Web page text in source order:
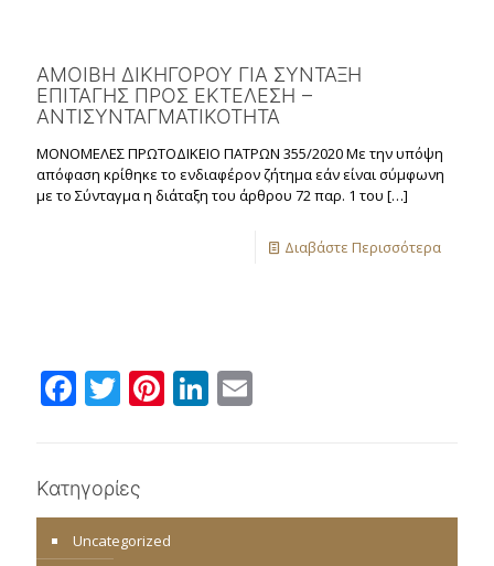
ΑΜΟΙΒΗ ΔΙΚΗΓΟΡΟΥ ΓΙΑ ΣΥΝΤΑΞΗ
ΕΠΙΤΑΓΗΣ ΠΡΟΣ ΕΚΤΕΛΕΣΗ –
ΑΝΤΙΣΥΝΤΑΓΜΑΤΙΚΟΤΗΤΑ
ΜΟΝΟΜΕΛΕΣ ΠΡΩΤΟΔΙΚΕΙΟ ΠΑΤΡΩΝ 355/2020 Με την υπόψη
απόφαση κρίθηκε το ενδιαφέρον ζήτημα εάν είναι σύμφωνη
με το Σύνταγμα η διάταξη του άρθρου 72 παρ. 1 του […]
Διαβάστε Περισσότερα
Facebook
Twitter
Pinterest
LinkedIn
Κατηγορίες
Uncategorized